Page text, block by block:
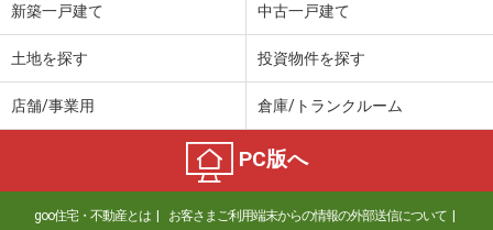
新築一戸建て 中古一戸建て
土地を探す 投資物件を探す
店舗/事業用 倉庫/トランクルーム
PC版へ
goo住宅・不動産とは お客さまご利用端末からの情報の外部送信について